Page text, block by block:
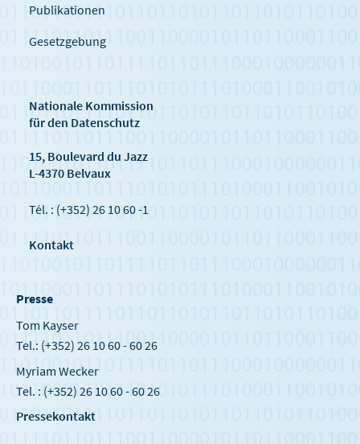
Publikationen
Gesetzgebung
Nationale Kommission
für den Datenschutz
15, Boulevard du Jazz
L-4370 Belvaux
Tél. : (+352) 26 10 60 -1
Kontakt
Presse
Tom Kayser
Tel.: (+352) 26 10 60 - 60 26
Myriam Wecker
Tel. : (+352) 26 10 60 - 60 26
Pressekontakt